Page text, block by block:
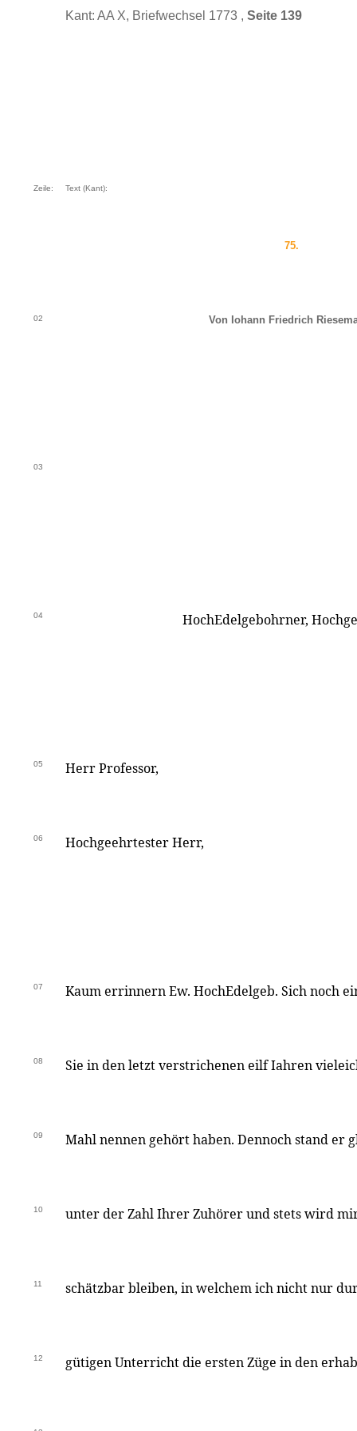
Kant: AA X, Briefwechsel 1773 , Seite 139
Zeile: Text (Kant):
75.
02 Von Iohann Friedrich
03
04 HochEdelgebohrner,
05 Herr Professor,
06 Hochgeehrtester Herr,
07 Kaum errinnern Ew. HochEdelgeb. Sich noch
08 Sie in den letzt verstrichenen eilf Iahren
09 Mahl nennen gehört haben. Dennoch stand er
10 unter der Zahl Ihrer Zuhörer und stets wird
11 schätzbar bleiben, in welchem ich nicht nur
12 gütigen Unterricht die ersten Züge in den